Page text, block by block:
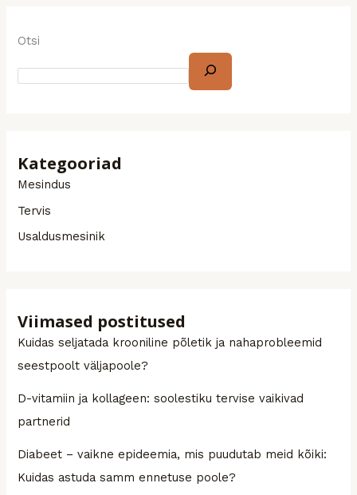
Otsi
Kategooriad
Mesindus
Tervis
Usaldusmesinik
Viimased postitused
Kuidas seljatada krooniline põletik ja nahaprobleemid
seestpoolt väljapoole?
D-vitamiin ja kollageen: soolestiku tervise vaikivad
partnerid
Diabeet – vaikne epideemia, mis puudutab meid kõiki:
Kuidas astuda samm ennetuse poole?